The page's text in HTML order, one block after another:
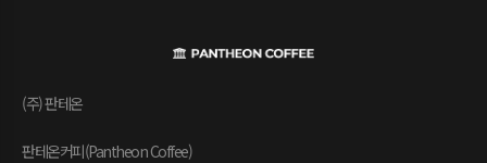
(주) 판테온
판테온커피(Pantheon Coffee)